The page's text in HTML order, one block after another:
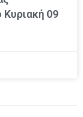
Κυριακή 09